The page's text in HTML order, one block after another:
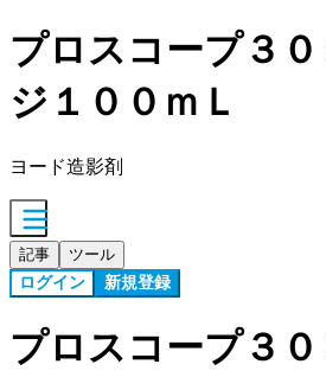
プロスコープ３
ジ１００ｍＬ
ヨード造影剤
記事 ツール
ログイン 新規登録
プロスコープ３